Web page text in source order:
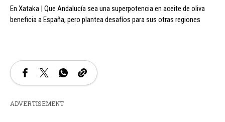
En Xataka | Que Andalucía sea una superpotencia en aceite de oliva
beneficia a España, pero plantea desafíos para sus otras regiones
ADVERTISEMENT